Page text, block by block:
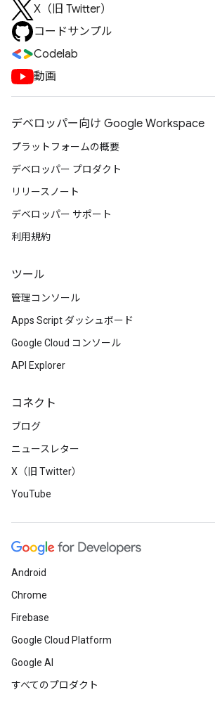
X（旧 Twitter）
コードサンプル
Codelab
動画
デベロッパー向け Google Workspace
プラットフォームの概要
デベロッパー プロダクト
リリースノート
デベロッパー サポート
利用規約
ツール
管理コンソール
Apps Script ダッシュボード
Google Cloud コンソール
API Explorer
コネクト
ブログ
ニュースレター
X（旧 Twitter）
YouTube
Android
Chrome
Firebase
Google Cloud Platform
Google AI
すべてのプロダクト